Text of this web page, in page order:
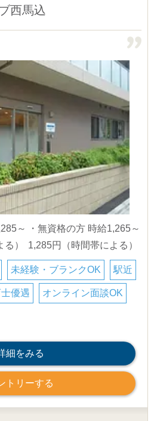
西馬込
～
）
・無資格の方 時給1,265～
1,285円（時間帯による）
未経験・ブランクOK 駅近
優遇 オンライン面談OK
細をみる
トリーする